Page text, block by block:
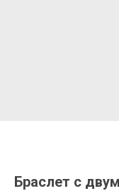
Браслет с